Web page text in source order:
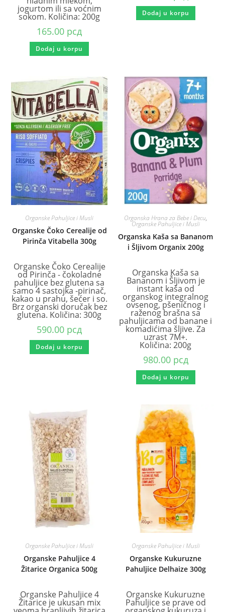
jogurtom ili sa voćnim
sokom. Količina: 200g
165.00 рсд
Dodaj u korpu
Dodaj u korpu
Organske Pahuljice i Musli
Organske Čoko Cerealije od
Pirinča Vitabella 300g
Organske Čoko Cerealije
od Pirinča - čokoladne
pahuljice bez glutena sa
samo 4 sastojka -pirinač,
kakao u prahu, šećer i so.
Brz organski doručak bez
glutena. Količina: 300g
590.00 рсд
Dodaj u korpu
Organska Hrana za Bebe i Decu,
Organske Pahuljice i Musli
Organska Kaša sa Bananom
i Šljivom Organix 200g
Organska Kaša sa
Bananom i Šljivom je
instant kaša od
organskog integralnog
ovsenog, pšeničnog i
raženog brašna sa
pahuljicama od banane i
komadićima šljive. Za
uzrast 7M+.
Količina: 200g
980.00 рсд
Dodaj u korpu
Organske Pahuljice i Musli
Organske Pahuljice 4
Žitarice Organica 500g
Organske Pahuljice 4
Žitarice je ukusan mix
Organske Pahuljice i Musli
Organske Kukuruzne
Pahuljice Delhaize 300g
Organske Kukuruzne
Pahuljice se prave od